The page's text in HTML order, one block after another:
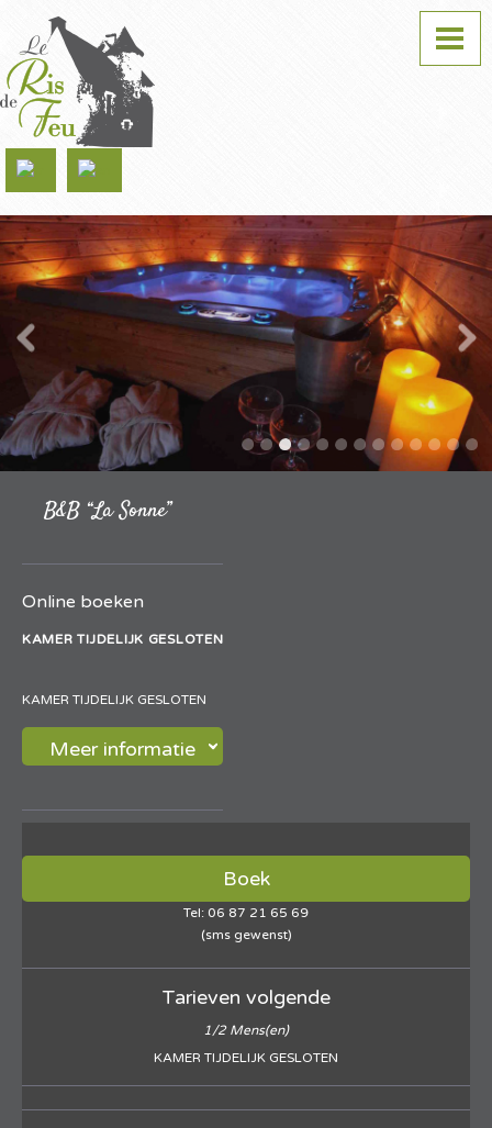
Welkom
De suite
Accomodatie
Sauna Spa
Herstellen
B&B “La Sonne”
Online boeken
KAMER TIJDELIJK GESLOTEN
KAMER TIJDELIJK GESLOTEN
Meer informatie
Boek
Tel: 06 87 21 65 69
(sms gewenst)
Tarieven volgende
1/2 Mens(en)
KAMER TIJDELIJK GESLOTEN